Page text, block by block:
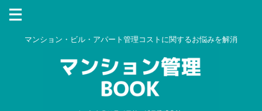
マンション・ビル・アパート管理コストに関するお悩みを解消